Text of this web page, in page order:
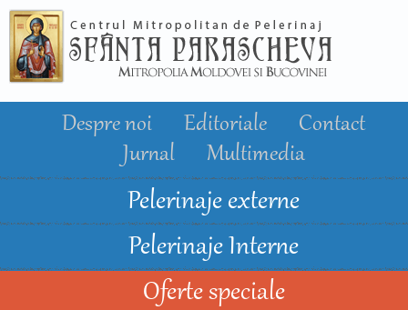
conţinutul
principal
Despre noi Editoriale
Contact
Jurnal
Multimedia
Pelerinaje externe
Pelerinaje Interne
Oferte speciale